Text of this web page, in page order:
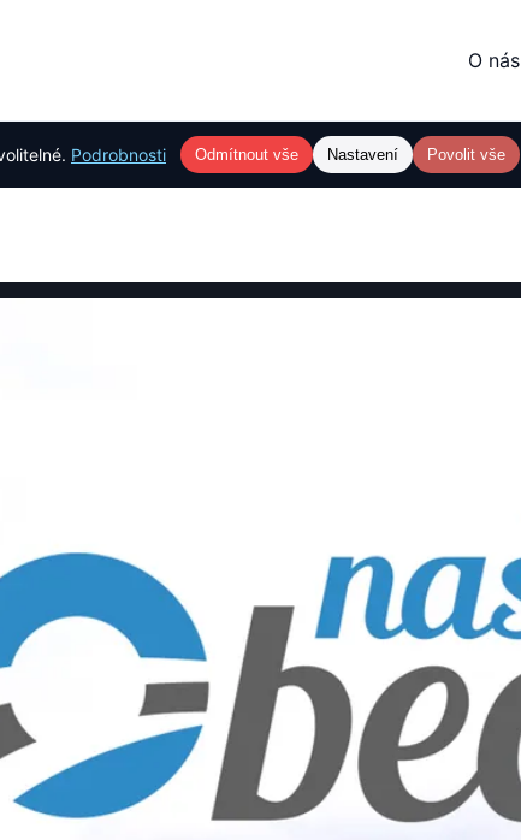
O nás
Podrobnosti Odmítnout vše Nastavení Povolit vše